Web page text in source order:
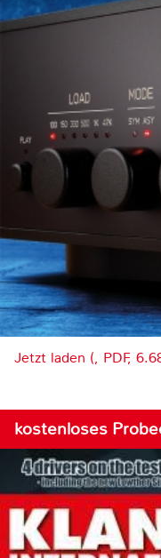
Jetzt laden (, PDF,
kostenloses